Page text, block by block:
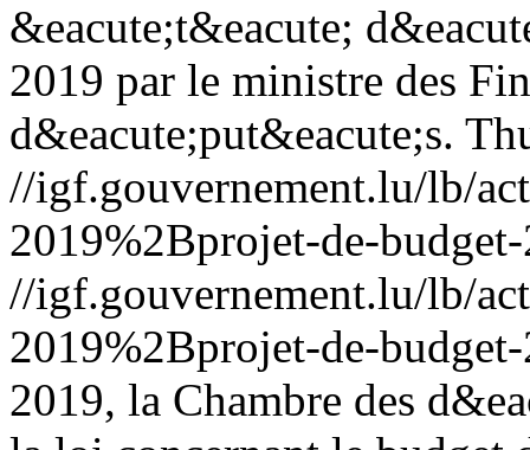
&eacute;t&eacute;
2019 par le ministre des
d&eacute;put&eacute;s.
//igf.gouvernement.lu/lb/
2019%2Bprojet-de-
//igf.gouvernement.lu/lb/
2019%2Bprojet-de-
2019, la Chambre des